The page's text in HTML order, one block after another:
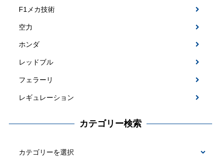
F1メカ技術
空力
ホンダ
レッドブル
フェラーリ
レギュレーション
カテゴリー検索